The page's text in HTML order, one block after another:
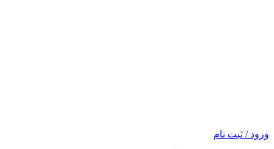
ورود / ثبت نام